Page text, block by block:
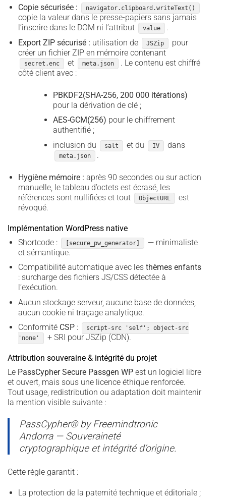
Copie sécurisée : navigator.clipboard.writeText()
copie la valeur dans le presse-papiers sans jamais
l’inscrire dans le DOM ni l’attribut
value
.
Export ZIP sécurisé : utilisation de JSZip
pour
créer un fichier ZIP en mémoire contenant
secret.enc et meta.json
. Le contenu est chiffré
côté client avec :
PBKDF2(SHA-256, 200 000 itérations)
pour la dérivation de clé ;
AES-GCM(256) pour le chiffrement
authentifié ;
inclusion du
salt et du IV dans
meta.json .
Hygiène mémoire : après 90 secondes ou sur action
manuelle, le tableau d’octets est écrasé, les
références sont nullifiées et tout
ObjectURL
est
révoqué.
Implémentation WordPress native
Shortcode :
[secure_pw_generator]
— minimaliste
et sémantique.
Compatibilité automatique avec les thèmes enfants
: surcharge des fichiers JS/CSS détectée à
l’exécution.
Aucun stockage serveur, aucune base de données,
aucun cookie ni traçage analytique.
Conformité CSP:
script-src 'self'; object-src
'none'
+ SRI pour JSZip (CDN).
Attribution souveraine & intégrité du projet
Le PassCypher Secure Passgen WP est un logiciel libre
et ouvert, mais sous une licence éthique renforcée.
Tout usage, redistribution ou adaptation doit maintenir
la mention visible suivante :
PassCypher® by Freemindtronic
Andorra — Souveraineté
cryptographique et intégrité d’origine.
Cette règle garantit :
La protection de la paternité technique et éditoriale ;